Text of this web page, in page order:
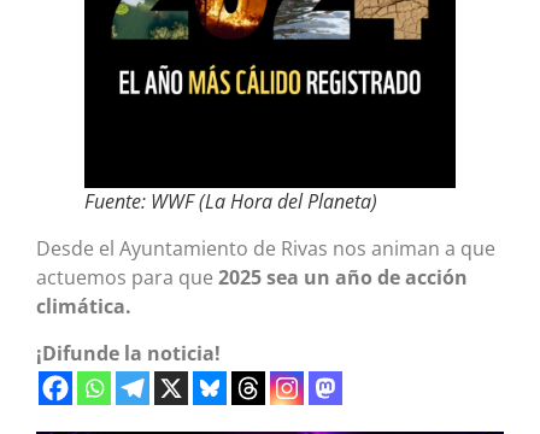
Fuente: WWF (La Hora del Planeta)
Desde el Ayuntamiento de Rivas nos animan a que
actuemos para que 2025 sea un año de acción
climática.
¡Difunde la noticia!